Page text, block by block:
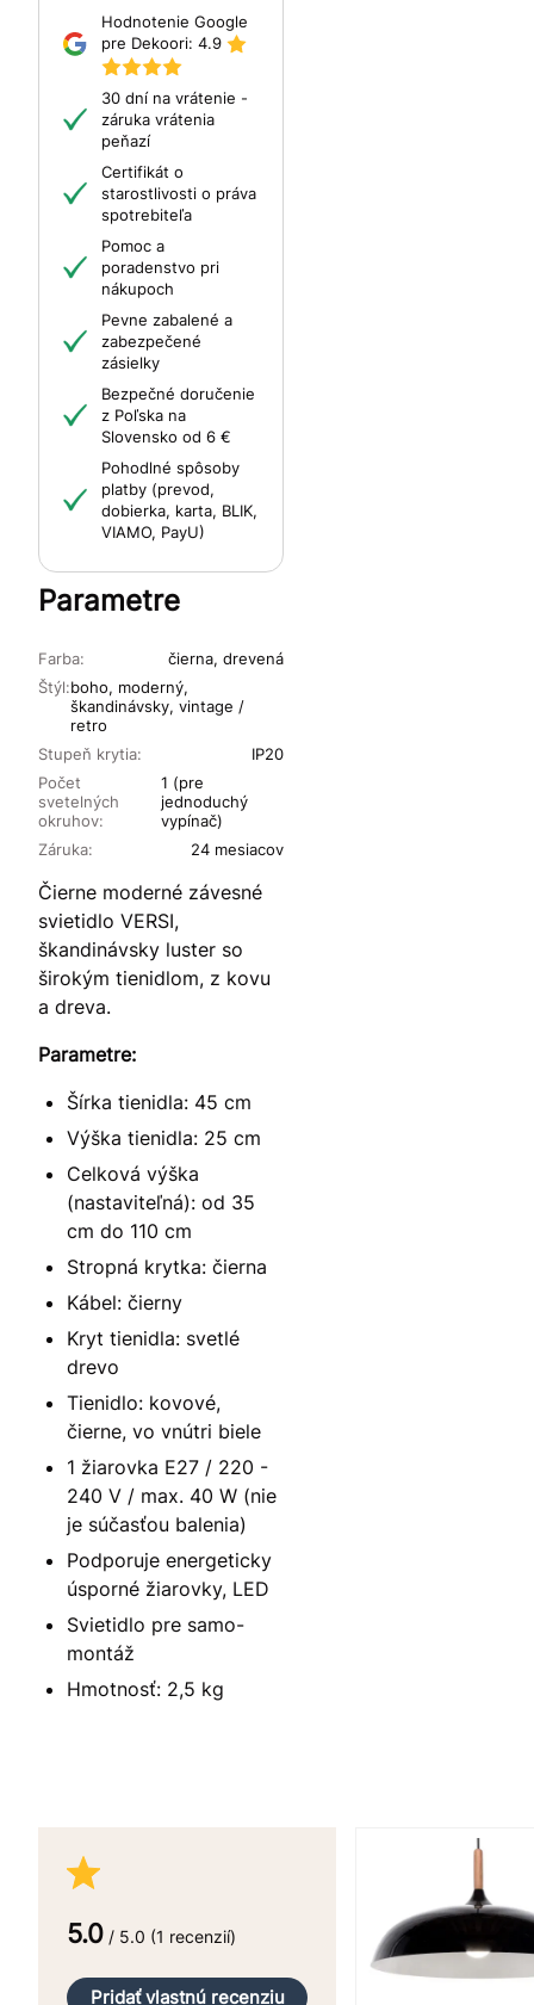
Hodnotenie Google
pre Dekoori: 4.9
30 dní na vrátenie -
záruka vrátenia
peňazí
Certifikát o
starostlivosti o práva
spotrebiteľa
Pomoc a
poradenstvo pri
nákupoch
Pevne zabalené a
zabezpečené
zásielky
Bezpečné doručenie
z Poľska na
Slovensko od 6 €
Pohodlné spôsoby
platby (prevod,
dobierka, karta, BLIK,
VIAMO, PayU)
Parametre
Farba: čierna, drevená
Stupeň krytia: IP20
Záruka: 24 mesiacov
Štýl:boho, moderný,
škandinávsky, vintage /
retro
Počet
svetelných
okruhov:
1 (pre
jednoduchý
vypínač)
Čierne moderné závesné
svietidlo VERSI,
škandinávsky luster so
širokým tienidlom, z kovu
a dreva.
Parametre:
Šírka tienidla: 45 cm
Výška tienidla: 25 cm
Celková výška
(nastaviteľná): od 35
cm do 110 cm
Stropná krytka: čierna
Kábel: čierny
Kryt tienidla: svetlé
drevo
Tienidlo: kovové,
čierne, vo vnútri biele
1 žiarovka E27 / 220 -
240 V / max. 40 W (nie
je súčasťou balenia)
Podporuje energeticky
úsporné žiarovky, LED
Svietidlo pre samo-
montáž
Hmotnosť: 2,5 kg
5.0 / 5.0 (1 recenzií)
Pridať vlastnú recenziu